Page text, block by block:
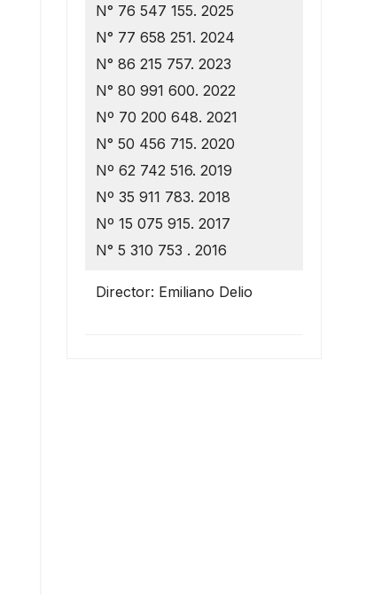
N° 76 547 155. 2025
N° 77 658 251. 2024
N° 86 215 757. 2023
N° 80 991 600. 2022
Nº 70 200 648. 2021
N° 50 456 715. 2020
Nº 62 742 516. 2019
Nº 35 911 783. 2018
Nº 15 075 915. 2017
N° 5 310 753 . 2016
Director: Emiliano Delio